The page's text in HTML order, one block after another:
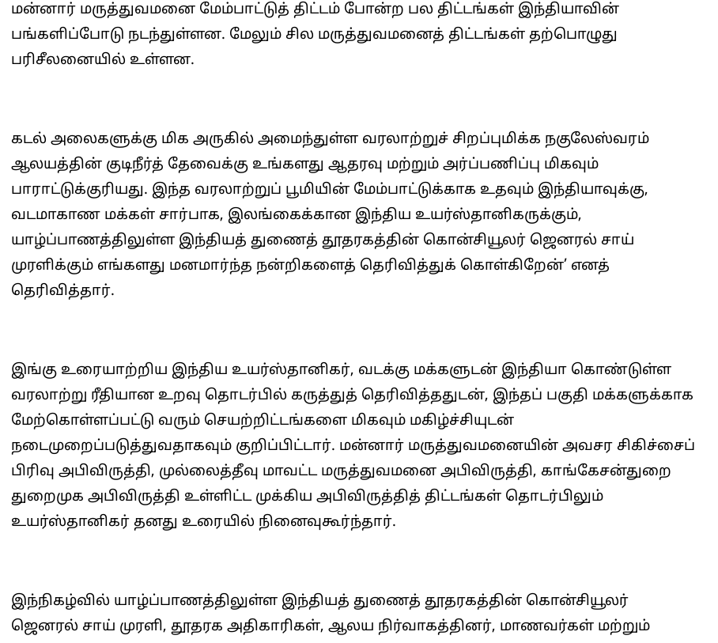
மன்னார் மருத்துவமனை மேம்பாட்டுத் திட்டம் போன்ற பல திட்டங்கள் இந்தியாவின்
பங்களிப்போடு நடந்துள்ளன. மேலும் சில மருத்துவமனைத் திட்டங்கள் தற்பொழுது
பரிசீலனையில் உள்ளன.
கடல் அலைகளுக்கு மிக அருகில் அமைந்துள்ள வரலாற்றுச் சிறப்புமிக்க நகுலேஸ்வரம்
ஆலயத்தின் குடிநீர்த் தேவைக்கு உங்களது ஆதரவு மற்றும் அர்ப்பணிப்பு மிகவும்
பாராட்டுக்குரியது. இந்த வரலாற்றுப் பூமியின் மேம்பாட்டுக்காக உதவும் இந்தியாவுக்கு,
வடமாகாண மக்கள் சார்பாக, இலங்கைக்கான இந்திய உயர்ஸ்தானிகருக்கும்,
யாழ்ப்பாணத்திலுள்ள இந்தியத் துணைத் தூதரகத்தின் கொன்சியூலர் ஜெனரல் சாய்
முரளிக்கும் எங்களது மனமார்ந்த நன்றிகளைத் தெரிவித்துக் கொள்கிறேன்’ எனத்
தெரிவித்தார்.
இங்கு உரையாற்றிய இந்திய உயர்ஸ்தானிகர், வடக்கு மக்களுடன் இந்தியா கொண்டுள்ள
வரலாற்று ரீதியான உறவு தொடர்பில் கருத்துத் தெரிவித்ததுடன், இந்தப் பகுதி மக்களுக்காக
மேற்கொள்ளப்பட்டு வரும் செயற்றிட்டங்களை மிகவும் மகிழ்ச்சியுடன்
நடைமுறைப்படுத்துவதாகவும் குறிப்பிட்டார். மன்னார் மருத்துவமனையின் அவசர சிகிச்சைப்
பிரிவு அபிவிருத்தி, முல்லைத்தீவு மாவட்ட மருத்துவமனை அபிவிருத்தி, காங்கேசன்துறை
துறைமுக அபிவிருத்தி உள்ளிட்ட முக்கிய அபிவிருத்தித் திட்டங்கள் தொடர்பிலும்
உயர்ஸ்தானிகர் தனது உரையில் நினைவுகூர்ந்தார்.
இந்நிகழ்வில் யாழ்ப்பாணத்திலுள்ள இந்தியத் துணைத் தூதரகத்தின் கொன்சியூலர்
ஜெனரல் சாய் முரளி, தூதரக அதிகாரிகள், ஆலய நிர்வாகத்தினர், மாணவர்கள் மற்றும்